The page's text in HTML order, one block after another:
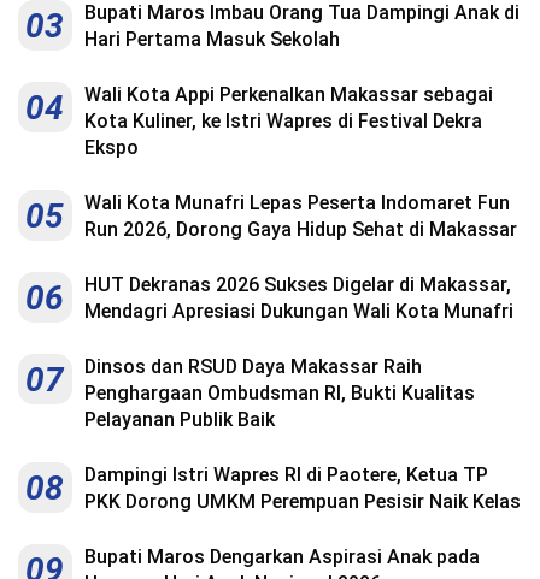
03
Bupati Maros Imbau Orang Tua Dampingi Anak di
Hari Pertama Masuk Sekolah
04
Wali Kota Appi Perkenalkan Makassar sebagai
Kota Kuliner, ke Istri Wapres di Festival Dekra
Ekspo
05
Wali Kota Munafri Lepas Peserta Indomaret Fun
Run 2026, Dorong Gaya Hidup Sehat di Makassar
06
HUT Dekranas 2026 Sukses Digelar di Makassar,
Mendagri Apresiasi Dukungan Wali Kota Munafri
07
Dinsos dan RSUD Daya Makassar Raih
Penghargaan Ombudsman RI, Bukti Kualitas
Pelayanan Publik Baik
08
Dampingi Istri Wapres RI di Paotere, Ketua TP
PKK Dorong UMKM Perempuan Pesisir Naik Kelas
09
Bupati Maros Dengarkan Aspirasi Anak pada